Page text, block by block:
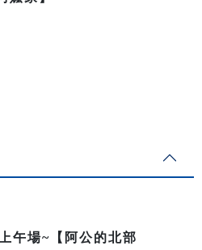
午場~ 【阿公的北部